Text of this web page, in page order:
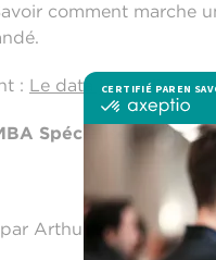
comment marche
: Le data journalisme,
Spécialisé de
Arthur Dubois,